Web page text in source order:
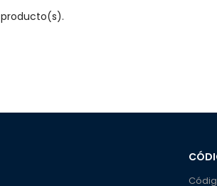
producto(s).